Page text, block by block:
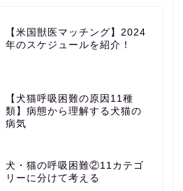
【米国獣医マッチング】2024
年のスケジュールを紹介！
【犬猫呼吸困難の原因11種
類】病態から理解する犬猫の
病気
犬・猫の呼吸困難②11カテゴ
リーに分けて考える